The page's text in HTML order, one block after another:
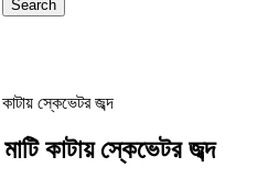
স্কেভেটর জব্দ
কাটায় স্কেভেটর জব্দ